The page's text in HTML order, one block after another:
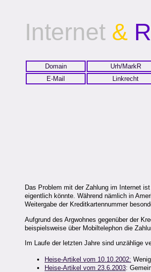
Internet &
Domain Urh/MarkR
E-Mail
Linkrecht
Das Problem mit der Zahlung im Internet
eigentlich könnte. Während nämlich in
Weitergabe der Kreditkartennummer
Aufgrund des Argwohnes gegenüber der
beispielsweise über Mobiltelephon die
Im Laufe der letzten Jahre sind unzählige
Heise-Artikel vom 10.10.2002:
Heise-Artikel vom 23.6.2003: